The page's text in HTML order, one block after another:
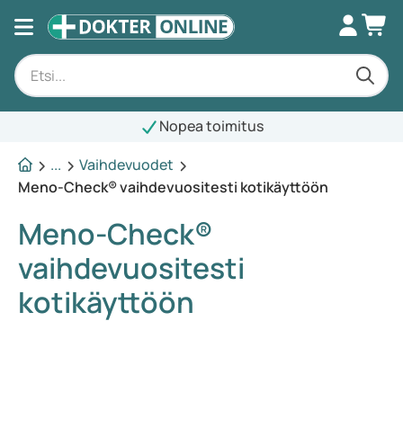
Nopea toimitus
...
Vaihdevuodet
Meno-Check® vaihdevuositesti kotikäyttöön
Meno-Check®
vaihdevuositesti
kotikäyttöön